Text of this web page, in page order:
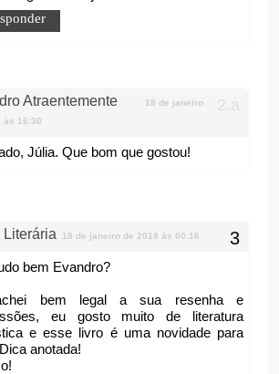
Atraentemente
18 de janeiro
às 16:30
Júlia. Que bom que gostou!
Literária 18 de janeiro de 2018 às 00:16
bem Evandro?
bem legal a sua resenha e
eu gosto muito de literatura
e esse livro é uma novidade para
anotada!